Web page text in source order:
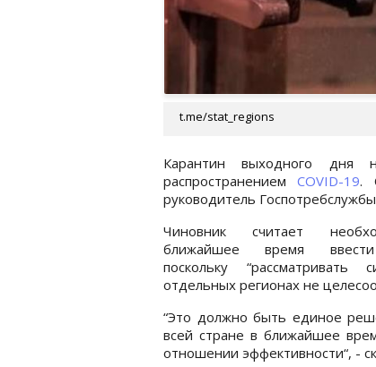
t.me/stat_regions
Карантин выходного дня
распространениемCOVID-19.
руководитель
Чиновник считает
ближайшее время
поскольку “рассматривать
отдельных регионах не
“Это должно быть единое
всей стране в ближайшее
отношении эффективности“, -